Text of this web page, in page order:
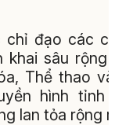
chỉ đạo các
sâu rộng
Thể thao
hình tỉnh
lan tỏa rộng